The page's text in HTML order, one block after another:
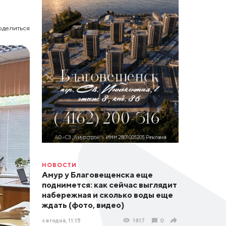
НОВОСТИ
Амур у Благовещенска еще
поднимется: как сейчас выглядит
набережная и сколько воды еще
ждать (фото, видео)
сегодня, 11:15 1817 0